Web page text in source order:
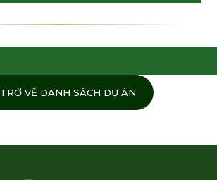
TRỞ VỀ DANH SÁCH DỰ ÁN